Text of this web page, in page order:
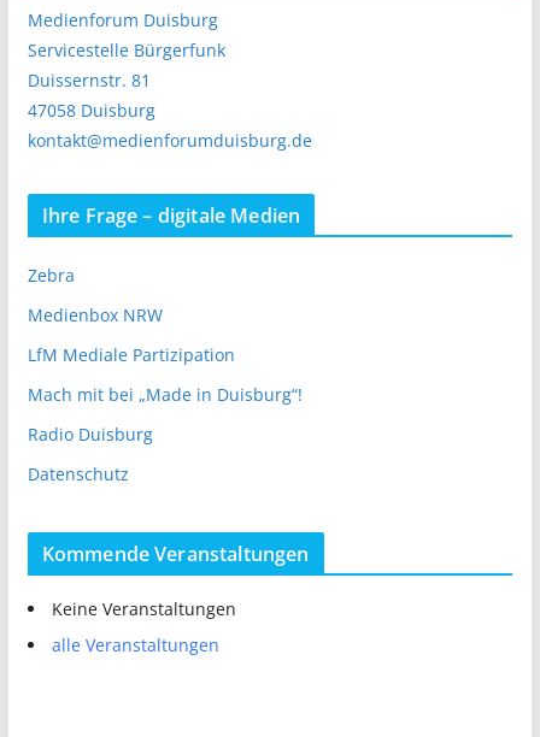
Medienforum Duisburg
Servicestelle Bürgerfunk
Duissernstr. 81
47058 Duisburg
kontakt@medienforumduisburg.de
Ihre Frage – digitale Medien
Zebra
Medienbox NRW
LfM Mediale Partizipation
Mach mit bei „Made in Duisburg“!
Radio Duisburg
Datenschutz
Kommende Veranstaltungen
Keine Veranstaltungen
alle Veranstaltungen